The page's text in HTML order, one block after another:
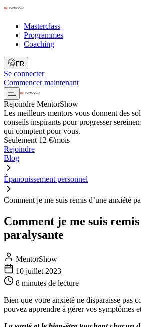
Masterclass
Programmes
Coaching
FR
Se connecter
Commencer maintenant
Rejoindre MentorShow
Les meilleurs mentors vous donnent des
conseils inspirants pour progresser
qui comptent pour vous.
Seulement 12 €/mois
Rejoindre
Blog
Épanouissement personnel
Comment je me suis remis d’une anxiété
Comment je me suis remis
paralysante
MentorShow
10 juillet 2023
8 minutes de lecture
Bien que votre anxiété ne disparaisse pas
pouvez apprendre à gérer vos symptômes